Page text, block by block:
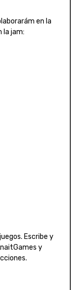
en la
la jam:
Escribe y
y